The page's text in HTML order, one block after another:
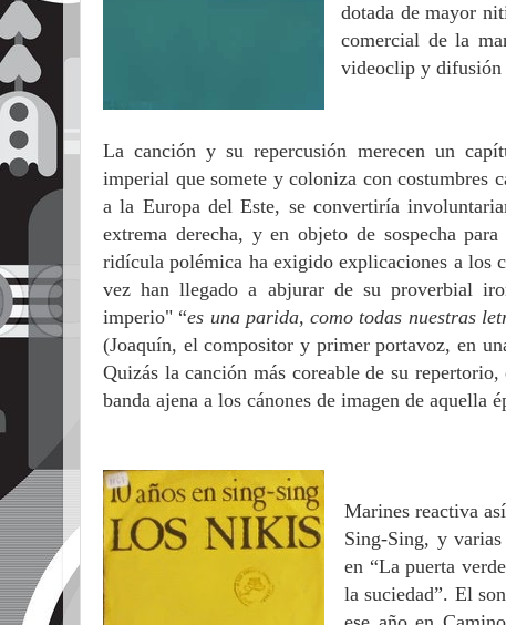
dotada de mayor
comercial de la
videoclip y difusión
La canción y su repercusión merecen un
imperial que somete y coloniza con costumbres
a la Europa del Este, se convertiría
extrema derecha, y en objeto de sospecha
ridícula polémica ha exigido explicaciones a los
vez han llegado a abjurar de su proverbial
imperio" “es una parida, como todas nuestras
(Joaquín, el compositor y primer portavoz, en
Quizás la canción más coreable de su
banda ajena a los cánones de imagen de aquella
Marines reactiva
Sing-Sing, y
en “La puerta
la suciedad”. El